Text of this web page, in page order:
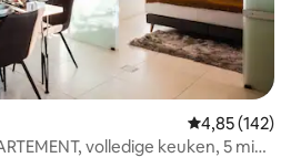
Gemiddelde
4,85 (142)
volledige keuken, 5 min